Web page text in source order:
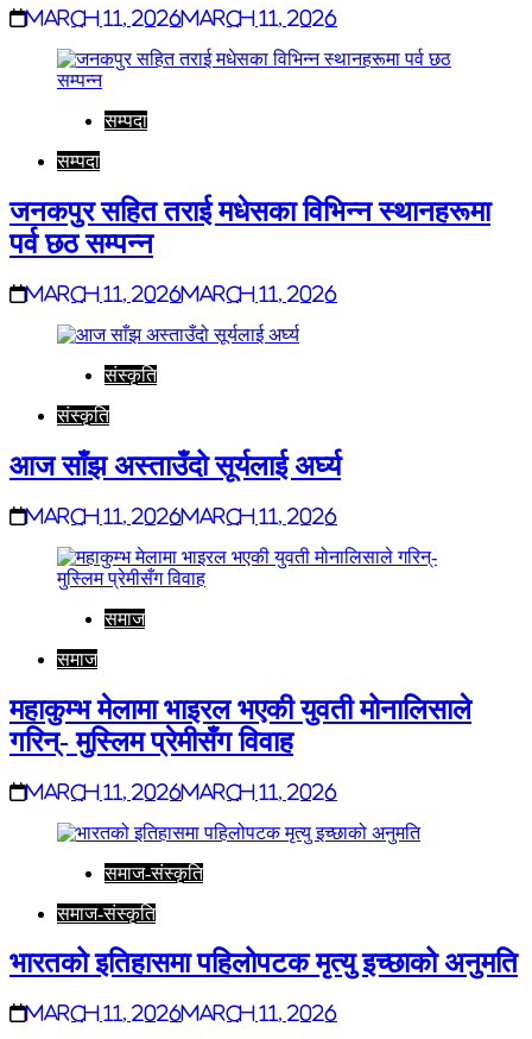
March 11, 2026March 11, 2026
सम्पदा
सम्पदा
जनकपुर सहित तराई मधेसका विभिन्न स्थानहरूमा
पर्व छठ सम्पन्न
March 11, 2026March 11, 2026
संस्कृति
संस्कृति
आज साँझ अस्ताउँदो सूर्यलाई अर्घ्य
March 11, 2026March 11, 2026
समाज
समाज
महाकुम्भ मेलामा भाइरल भएकी युवती मोनालिसाले
गरिन्- मुस्लिम प्रेमीसँग विवाह
March 11, 2026March 11, 2026
समाज-संस्कृति
समाज-संस्कृति
भारतको इतिहासमा पहिलोपटक मृत्यु इच्छाको अनुमति
March 11, 2026March 11, 2026